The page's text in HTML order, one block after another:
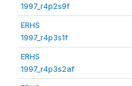
1997_r4p2s9f
ERHS
1997_r4p3s1f
ERHS
1997_r4p3s2af